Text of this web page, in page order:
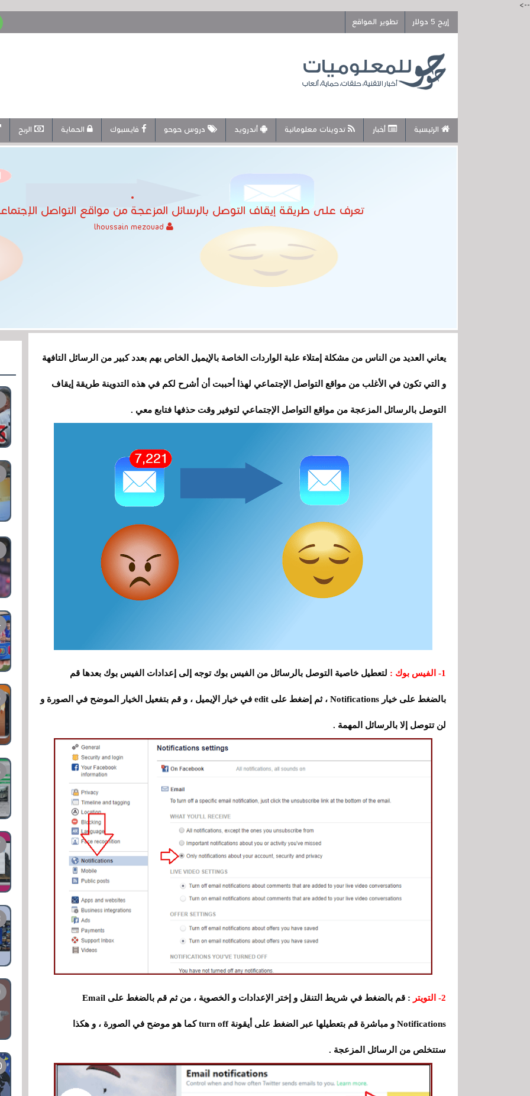
-->
إربح 5 دولار
تطوير المواقع
الرئيسية أخبار تدوينات معلوماتية أندرويد دروس حوحو فايسبوك الحماية الربح
تعرف على طريقة إيقاف التوصل بالرسائل المزعجة من مواقع التواصل
يعاني العديد من الناس من مشكلة إمتلاء علبة الواردات الخاصة بالإيميل الخاص بهم بعدد كبير من الرسائل التافهة
و التي تكون في الأغلب من مواقع التواصل الإجتماعي لهذا أحببت أن أشرح لكم في هذه التدوينة طريقة إيقاف
التوصل بالرسائل المزعجة من مواقع التواصل الإجتماعي لتوفير وقت حذفها فتابع معي .
1- الفيس بوك : لتعطيل خاصية التوصل بالرسائل من الفيس بوك توجه إلى إعدادات الفيس بوك بعدها قم
بالضغط على خيار Notifications ، ثم إضغط على edit في خيار الإيميل ، و قم بتفعيل الخيار الموضح في الصورة و
لن تتوصل إلا بالرسائل المهمة .
2- التويتر : قم بالضغط في شريط التنقل و إختر الإعدادات و الخصوية ، من ثم قم بالضغط على Email
Notifications و مباشرة قم بتعطيلها عبر الضغط على أيقونة turn off كما هو موضح في الصورة ، و هكذا
ستتخلص من الرسائل المزعجة .